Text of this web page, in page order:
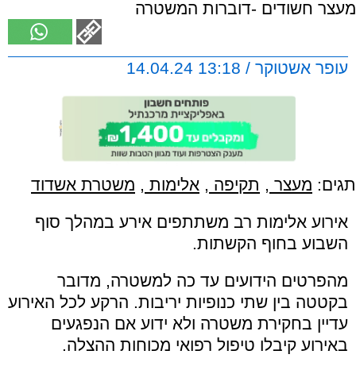
מעצר חשודים -דוברות המשטרה
עופר אשטוקר / 13:18 14.04.24
תגים: מעצר , תקיפה , אלימות , משטרת אשדוד
אירוע אלימות רב משתתפים אירע במהלך סוף
השבוע בחוף הקשתות.
מהפרטים הידועים עד כה למשטרה, מדובר
בקטטה בין שתי כנופיות יריבות. הרקע לכל האירוע
עדיין בחקירת משטרה ולא ידוע אם הנפגעים
באירוע קיבלו טיפול רפואי מכוחות ההצלה.